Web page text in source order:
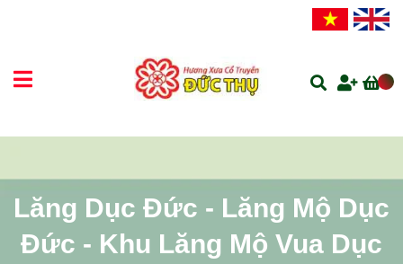
Lăng Dục Đức - Lăng Mộ Dục
Đức - Khu Lăng Mộ Vua Dục